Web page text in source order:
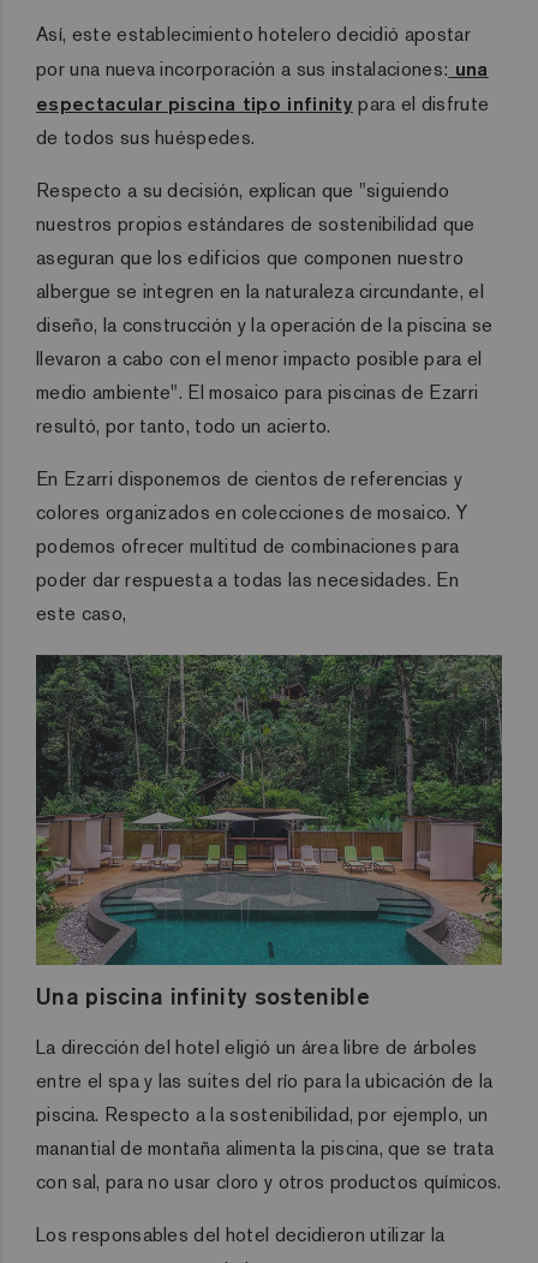
Así, este establecimiento hotelero decidió apostar
por una nueva incorporación a sus instalaciones: una
espectacular piscina tipo infinity para el disfrute
de todos sus huéspedes.
Respecto a su decisión, explican que "siguiendo
nuestros propios estándares de sostenibilidad que
aseguran que los edificios que componen nuestro
albergue se integren en la naturaleza circundante, el
diseño, la construcción y la operación de la piscina se
llevaron a cabo con el menor impacto posible para el
medio ambiente". El mosaico para piscinas de Ezarri
resultó, por tanto, todo un acierto.
En Ezarri disponemos de cientos de referencias y
colores organizados en colecciones de mosaico. Y
podemos ofrecer multitud de combinaciones para
poder dar respuesta a todas las necesidades. En
este caso,
Una piscina infinity sostenible
La dirección del hotel eligió un área libre de árboles
entre el spa y las suites del río para la ubicación de la
piscina. Respecto a la sostenibilidad, por ejemplo, un
manantial de montaña alimenta la piscina, que se trata
con sal, para no usar cloro y otros productos químicos.
Los responsables del hotel decidieron utilizar la